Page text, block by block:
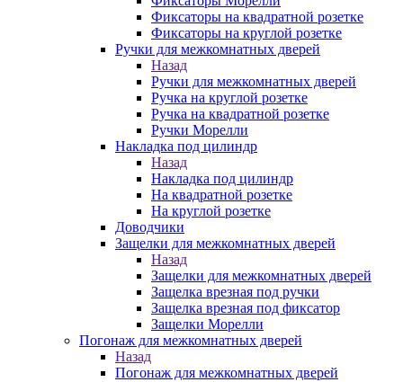
Фиксаторы на квадратной розетке
Фиксаторы на круглой розетке
Ручки для межкомнатных дверей
Назад
Ручки для межкомнатных дверей
Ручка на круглой розетке
Ручка на квадратной розетке
Ручки Морелли
Накладка под цилиндр
Назад
Накладка под цилиндр
На квадратной розетке
На круглой розетке
Доводчики
Защелки для межкомнатных дверей
Назад
Защелки для межкомнатных дверей
Защелка врезная под ручки
Защелка врезная под фиксатор
Защелки Морелли
Погонаж для межкомнатных дверей
Назад
Погонаж для межкомнатных дверей